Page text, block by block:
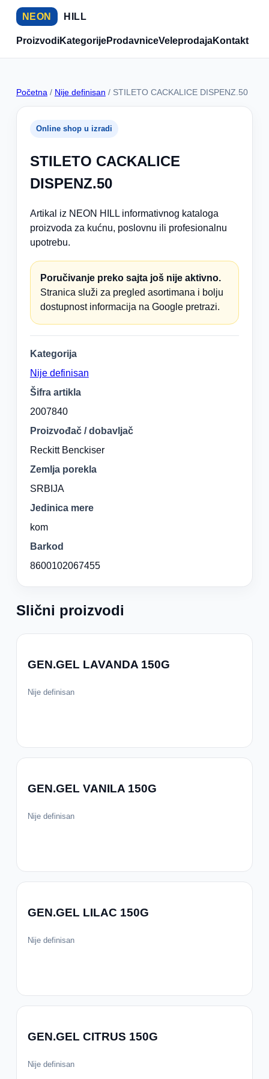
NEON HILL
ProizvodiKategorijeProdavniceVeleprodajaKontakt
Početna / Nije definisan / STILETO CACKALICE DISPENZ.50
Online shop u izradi
STILETO CACKALICE
DISPENZ.50
Artikal iz NEON HILL informativnog kataloga
proizvoda za kućnu, poslovnu ili profesionalnu
upotrebu.
Poručivanje preko sajta još nije aktivno.
Stranica služi za pregled asortimana i bolju
dostupnost informacija na Google pretrazi.
Kategorija
Nije definisan
Šifra artikla
2007840
Proizvođač / dobavljač
Reckitt Benckiser
Zemlja porekla
SRBIJA
Jedinica mere
kom
Barkod
8600102067455
Slični proizvodi
GEN.GEL LAVANDA 150G
Nije definisan
GEN.GEL VANILA 150G
Nije definisan
GEN.GEL LILAC 150G
Nije definisan
GEN.GEL CITRUS 150G
Nije definisan